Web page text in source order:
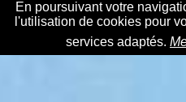
En poursuivant votre
l'utilisation de cookies pour
services adaptés.